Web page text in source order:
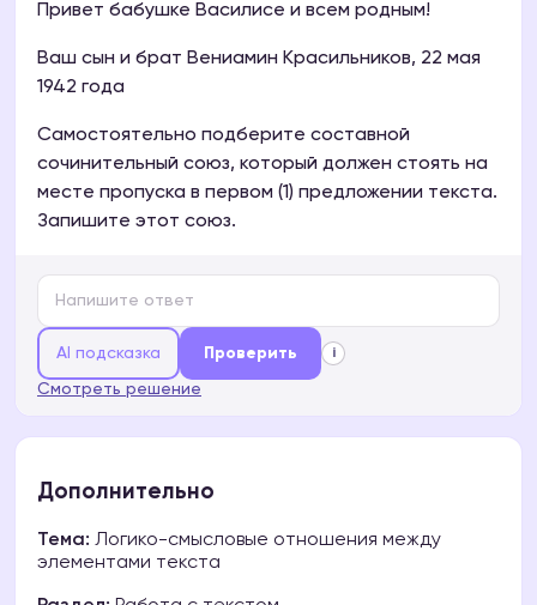
Привет бабушке Василисе и всем родным!
Ваш сын и брат Вениамин Красильников, 22 мая
1942 года
Самостоятельно подберите составной
сочинительный союз, который должен стоять на
месте пропуска в первом (1) предложении текста.
Запишите этот союз.
AI подсказка Проверить i
Смотреть решение
Дополнительно
Тема: Логико-смысловые отношения между
элементами текста